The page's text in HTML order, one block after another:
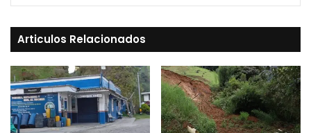
Articulos Relacionados